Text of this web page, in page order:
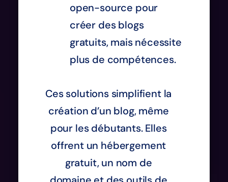
open-source pour
créer des blogs
gratuits, mais nécessite
plus de compétences.
Ces solutions simplifient la
création d’un blog, même
pour les débutants. Elles
offrent un hébergement
gratuit, un nom de